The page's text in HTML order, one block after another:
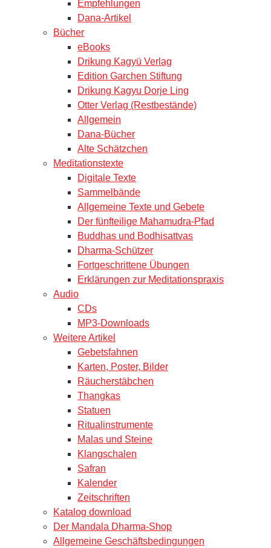
Empfehlungen
Dana-Artikel
Bücher
eBooks
Drikung Kagyü Verlag
Edition Garchen Stiftung
Drikung Kagyu Dorje Ling
Otter Verlag (Restbestände)
Allgemein
Dana-Bücher
Alte Schätzchen
Meditationstexte
Digitale Texte
Sammelbände
Allgemeine Texte und Gebete
Der fünfteilige Mahamudra-Pfad
Buddhas und Bodhisattvas
Dharma-Schützer
Fortgeschrittene Übungen
Erklärungen zur Meditationspraxis
Audio
CDs
MP3-Downloads
Weitere Artikel
Gebetsfahnen
Karten, Poster, Bilder
Räucherstäbchen
Thangkas
Statuen
Ritualinstrumente
Malas und Steine
Klangschalen
Safran
Kalender
Zeitschriften
Katalog download
Der Mandala Dharma-Shop
Allgemeine Geschäftsbedingungen